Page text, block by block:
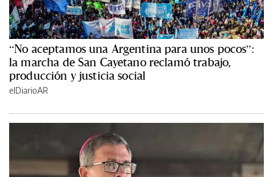
“No aceptamos una Argentina para unos pocos”:
la marcha de San Cayetano reclamó trabajo,
producción y justicia social
elDiarioAR